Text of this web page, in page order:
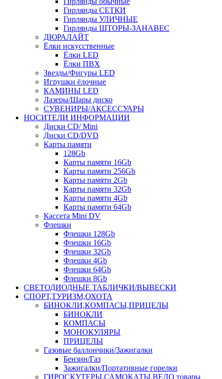
Гирлянды СЕТКИ
Гирлянды УЛИЧНЫЕ
Гирлянды ШТОРЫ-ЗАНАВЕС
ДЮРАЛАЙТ
Ёлки искусственные
Ёлки LED
Ёлки ПВХ
Звезды/Фигуры LED
Игрушки ёлочные
КАМИНЫ LED
Лазеры/Шары диско
СУВЕНИРЫ/АКСЕССУАРЫ
НОСИТЕЛИ ИНФОРМАЦИИ
Диски CD/ Mini
Диски CD/DVD
Карты памяти
128Gb
Карты памяти 16Gb
Карты памяти 256Gb
Карты памяти 2Gb
Карты памяти 32Gb
Карты памяти 4Gb
Карты памяти 64Gb
Кассета Mini DV
Флешки
Флешки 128Gb
Флешки 16Gb
Флешки 32Gb
Флешки 4Gb
Флешки 64Gb
Флешки 8Gb
СВЕТОДИОДНЫЕ ТАБЛИЧКИ/ВЫВЕСКИ
СПОРТ,ТУРИЗМ,ОХОТА
БИНОКЛИ,КОМПАСЫ,ПРИЦЕЛЫ
БИНОКЛИ
КОМПАСЫ
МОНОКУЛЯРЫ
ПРИЦЕЛЫ
Газовые баллончики/Зажигалки
Бензин/Газ
Зажигалки/Портативные горелки
ГИРОСКУТЕРЫ,САМОКАТЫ,ВЕЛО товары